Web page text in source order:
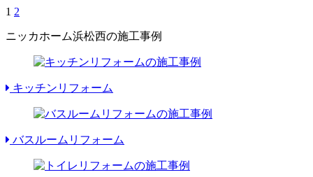
1 2
ニッカホーム浜松西の施工事例
キッチンリフォーム
バスルームリフォーム